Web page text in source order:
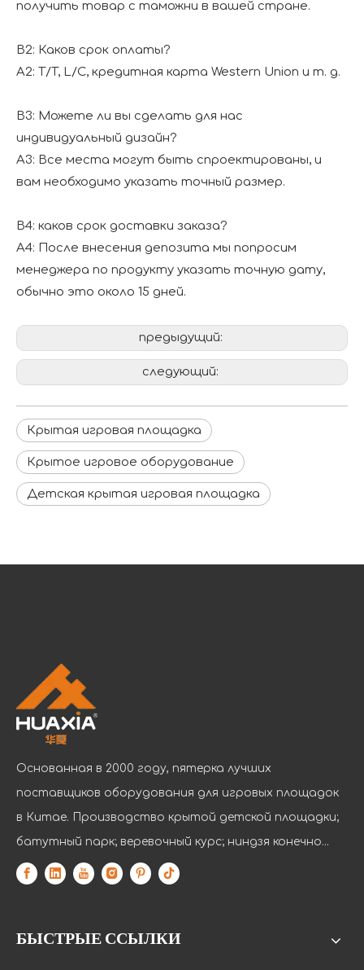
получить товар с таможни в вашей стране.
В2: Каков срок оплаты?
A2: T/T, L/C, кредитная карта Western Union и т. д.
В3: Можете ли вы сделать для нас
индивидуальный дизайн?
A3: Все места могут быть спроектированы, и
вам необходимо указать точный размер.
В4: каков срок доставки заказа?
A4: После внесения депозита мы попросим
менеджера по продукту указать точную дату,
обычно это около 15 дней.
предыдущий:
следующий:
Крытая игровая площадка
Крытое игровое оборудование
Детская крытая игровая площадка
Основанная в 2000 году, пятерка лучших
поставщиков оборудования для игровых площадок
в Китае. Производство крытой детской площадки;
батутный парк; веревочный курс; ниндзя конечно...
БЫСТРЫЕ ССЫЛКИ